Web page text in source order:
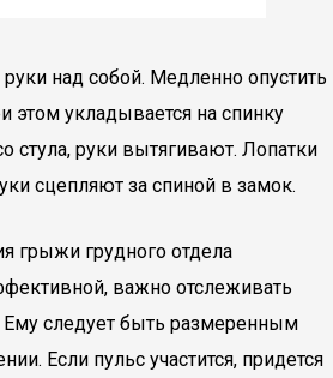
руки над собой. Медленно опустить
этом укладывается на спинку
стула, руки вытягивают. Лопатки
сцепляют за спиной в замок.
грыжи грудного отдела
важно отслеживать
Ему следует быть размеренным
Если пульс участится, придется